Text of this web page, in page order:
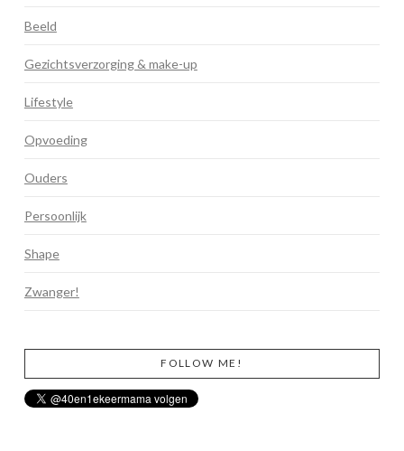
Beeld
Gezichtsverzorging & make-up
Lifestyle
Opvoeding
Ouders
Persoonlijk
Shape
Zwanger!
FOLLOW ME!